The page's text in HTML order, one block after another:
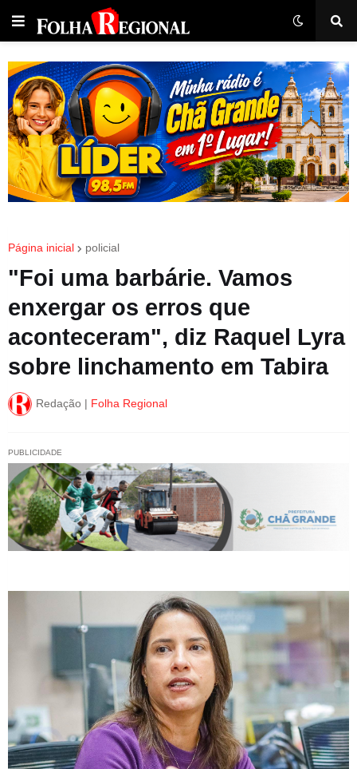
Página inicial policial
"Foi uma barbárie. Vamos
enxergar os erros que
aconteceram", diz Raquel Lyra
sobre linchamento em Tabira
Redação | Folha Regional
PUBLICIDADE